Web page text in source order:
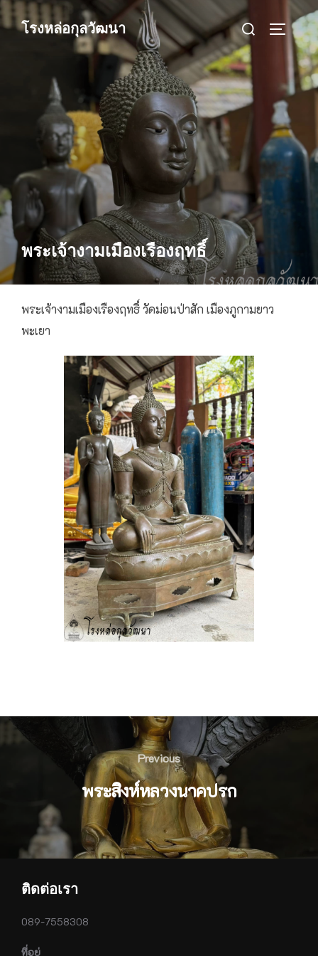
Skip
to
โรงหล่อกุลวัฒนา
Search
for:
พระเจ้างามเมืองเรืองฤทธิ์
พระเจ้างามเมืองเรืองฤทธิ์ วัดม่อนป่าสัก เมืองภูกามยาว
พะเยา
Post
navigation
Previous
Previous
พระสิงห์หลวงนาคปรก
ติดต่อเรา
089-7558308
ที่อยู่